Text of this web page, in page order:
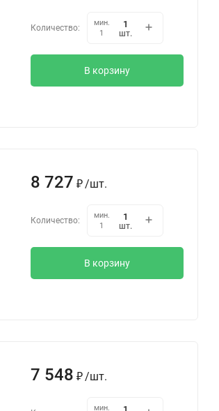
Количество:
мин.
1
шт.
В корзину
8 727 ₽/шт.
Количество:
мин.
1
шт.
В корзину
7 548 ₽/шт.
мин.